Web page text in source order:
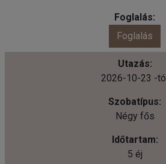
Foglalás
2026-10-23 -
Négy fős
5 éj